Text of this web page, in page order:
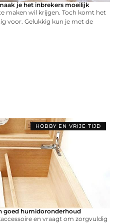
je het inbrekers moeilijk
maken wil krijgen. Toch komt het
voor. Gelukkig kun je met de
HOBBY EN VRIJE TIJD
goed humidoronderhoud
en vraagt om zorgvuldig